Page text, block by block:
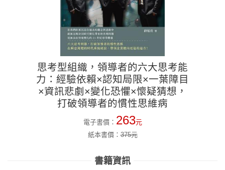
思考型組織，領導者的六大思考能
力：經驗依賴×認知局限×一葉障目
×資訊悲劇×變化恐懼×懷疑猜想，
打破領導者的慣性思維病
電子書價： 263元
紙本書價：375元
書籍資訊